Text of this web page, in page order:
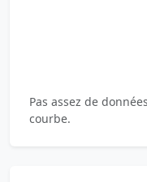
Pas assez de
courbe.